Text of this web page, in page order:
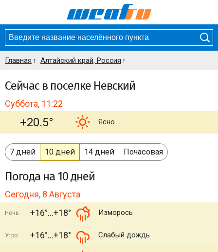
Главная Алтайский край, Россия
Сейчас в поселке Невский
Суббота, 11:22
+20.5° Ясно
7 дней 10 дней 14 дней Почасовая
Погода на 10 дней
Сегодня, 8 Августа
Ночь +16° +18° Изморось
Утро +16° +18° Слабый дождь